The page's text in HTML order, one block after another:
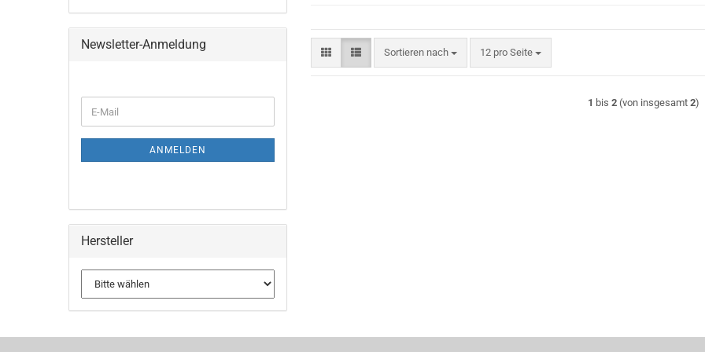
Sortieren nach
Sortieren nach 12 pro Seite
pro Seite
1 bis2 (von insgesamt2)
Newsletter-Anmeldung
ZUR
E-
Mail
ANMELDEN
Hersteller